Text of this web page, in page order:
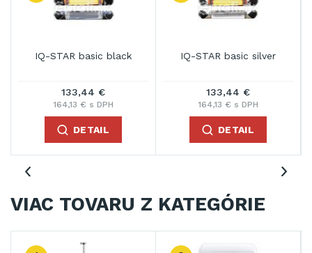
IQ-STAR basic black
133,44 €
164,13 € s DPH
DETAIL
IQ-STAR basic silver
133,44 €
164,13 € s DPH
DETAIL
VIAC TOVARU Z KATEGÓRIE